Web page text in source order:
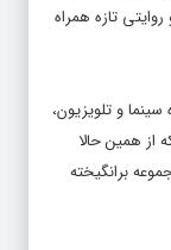
تازه همراه
و تلویزیون،
همین حالا
برانگیخته